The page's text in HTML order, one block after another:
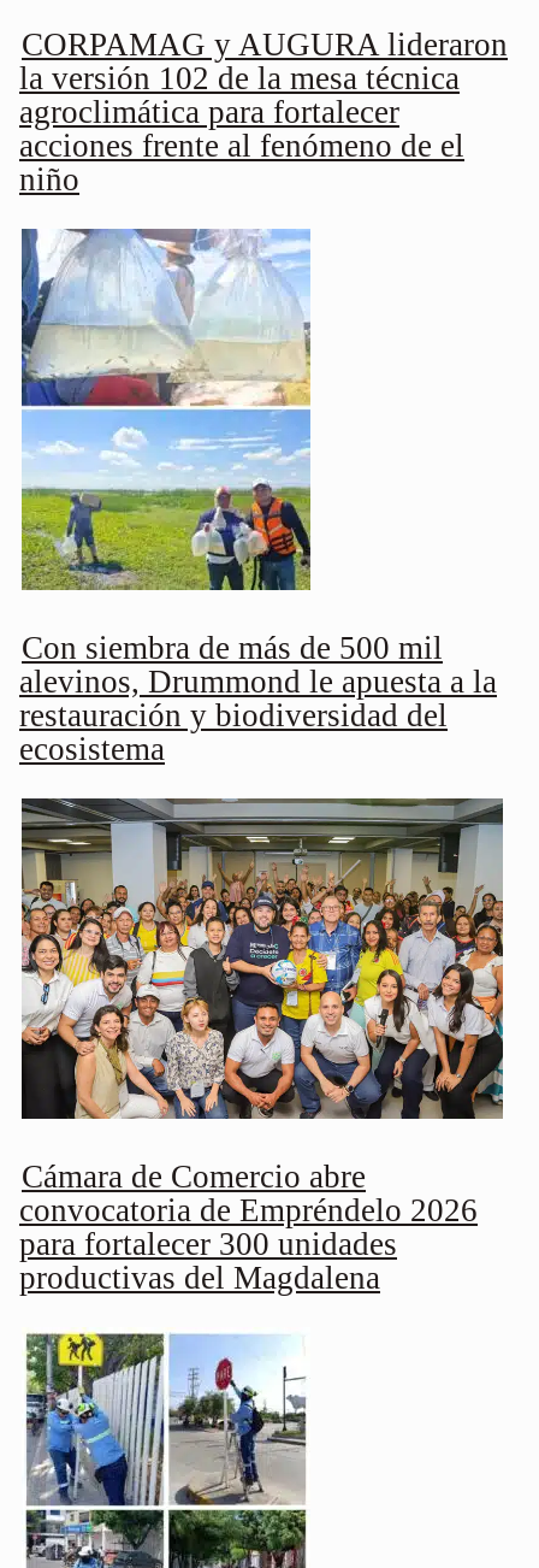
CORPAMAG y AUGURA lideraron
la versión 102 de la mesa técnica
agroclimática para fortalecer
acciones frente al fenómeno de el
niño
Con siembra de más de 500 mil
alevinos, Drummond le apuesta a la
restauración y biodiversidad del
ecosistema
Cámara de Comercio abre
convocatoria de Empréndelo 2026
para fortalecer 300 unidades
productivas del Magdalena